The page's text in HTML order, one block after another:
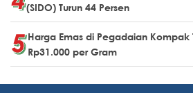
(SIDO) Turun 44 Persen
Harga Emas di Pegadaian Kompak
Rp31.000 per Gram